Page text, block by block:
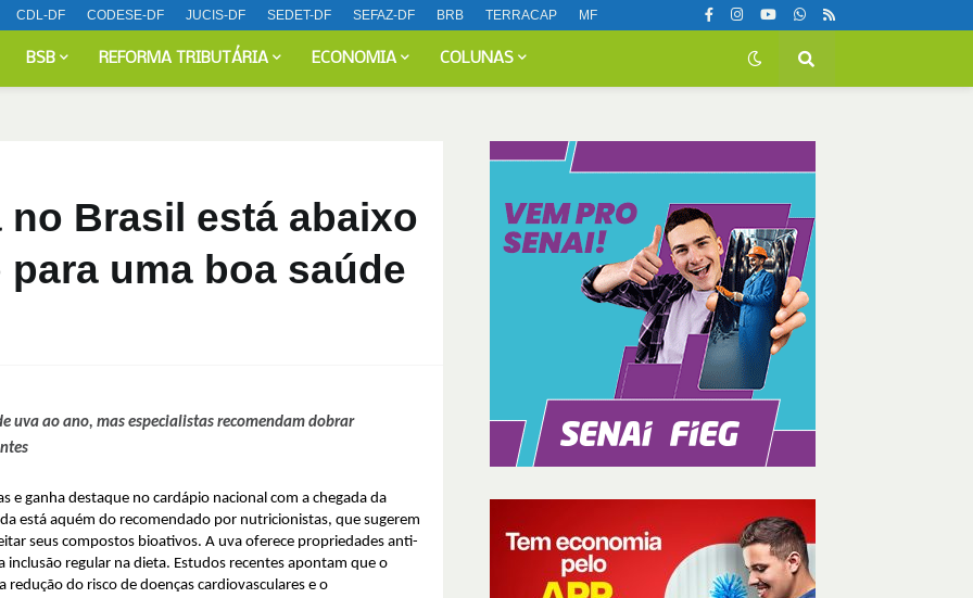
CDL-DF CODESE-DF JUCIS-DF SEDET-DF SEFAZ-DF BRB TERRACAP MF
BSB REFORMA TRIBUTÁRIA ECONOMIA COLUNAS
Brasil está abaixo
uma boa saúde
uva ao ano, mas especialistas recomendam dobrar
e ganha destaque no cardápio nacional com a chegada da
está aquém do recomendado por nutricionistas, que sugerem
seus compostos bioativos. A uva oferece propriedades anti-
regular na dieta. Estudos recentes apontam que o
do risco de doenças cardiovasculares e o